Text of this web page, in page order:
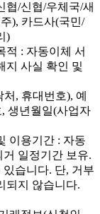
협/신협/우체국/새
), 카드사(국민/
)
적 : 자동이체 서
지 사실 확인 및
, 휴대번호), 예
생년월일(사업자
이용기간 : 자동
일정기간 보유.
습니다. 단, 거부
되지 않습니다.